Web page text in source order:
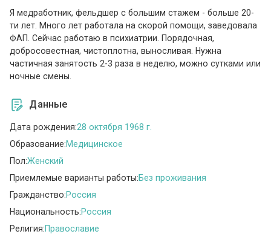
Я медработник, фельдшер с большим стажем - больше 20-
ти лет. Много лет работала на скорой помощи, заведовала
ФАП. Сейчас работаю в психиатрии. Порядочная,
добросовестная, чистоплотна, выносливая. Нужна
частичная занятость 2-3 раза в неделю, можно сутками или
ночные смены.
Данные
Дата рождения:28 октября 1968 г.
Образование:Медицинское
Пол:Женский
Приемлемые варианты работы:Без проживания
Гражданство:Россия
Национальность:Россия
Религия:Православие